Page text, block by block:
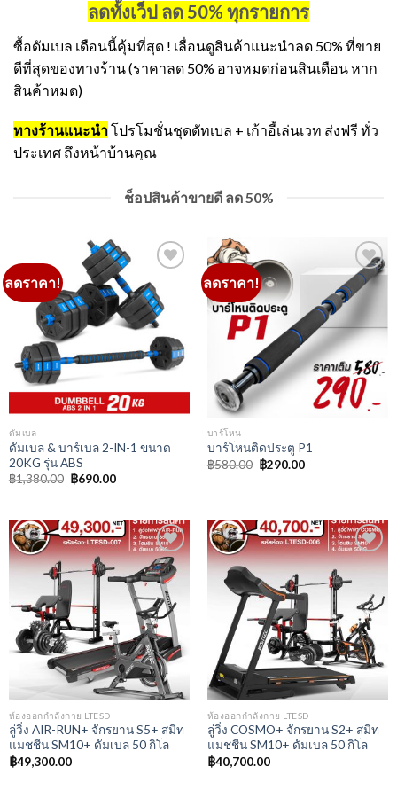
ลดทั้งเว็ป ลด 50% ทุกรายการ
ซื้อดัมเบล เดือนนี้คุ้มที่สุด ! เลื่อนดูสินค้าแนะนำลด 50% ที่ขาย
ดีที่สุดของทางร้าน (ราคาลด 50% อาจหมดก่อนสินเดือน หาก
สินค้าหมด)
ทางร้านแนะนำโปรโมชั่นชุดดัทเบล + เก้าอี้เล่นเวท ส่งฟรี ทั่ว
ประเทศ ถึงหน้าบ้านคุณ
ช็อปสินค้าขายดี ลด 50%
ลดราคา!
Add to
Wishlist
ดัมเบล
ดัมเบล & บาร์เบล 2-IN-1 ขนาด
20KG รุ่น ABS
฿1,380.00 Original
price
฿690.00Current
ลดราคา!
Wishlist
บาร์โหน
บาร์โหนติดประตู P1
฿580.00 Original
price
฿290.00Current
Add to
Wishlist
ห้องออกกำลังกาย LTESD
ลู่วิ่ง AIR-RUN+ จักรยาน S5+ สมิท
แมชชีน SM10+ ดัมเบล 50 กิโล
฿49,300.00
Add to
Wishlist
ห้องออกกำลังกาย LTESD
ลู่วิ่ง COSMO+ จักรยาน S2+ สมิท
แมชชีน SM10+ ดัมเบล 50 กิโล
฿40,700.00